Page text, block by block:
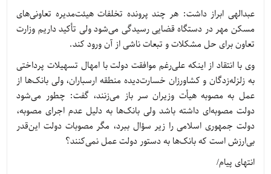
عبدالهی ابراز داشت: هر چند پرونده تخلفات هیئت‌مدیره تعاونی‌های
مسکن مهر در دستگاه قضایی رسیدگی می‌شود ولی تأکید داریم وزارت
تعاون برای حل مشکلات و تبعات ناشی از آن ورود کند.
وی با انتقاد از اینکه علی‌رغم موافقت دولت با امهال تسهیلات پرداختی
به زلزله‌زدگان و کشاورزان خسارت‌دیده منطقه ارسباران، ولی بانک‌ها از
عمل به مصوبه هیأت وزیران سر باز می‌زنند، گفت: چطور می‌شود
دولت مصوبه‌ای داشته باشد ولی بانک‌ها به دلیل عدم اجرای مصوبه،
دولت جمهوری اسلامی را زیر سؤال ببرد، مگر مصوبات دولت این‌قدر
بی‌ارزش است که بانک‌ها به دستور دولت عمل نمی‌کنند؟
انتهای پیام/